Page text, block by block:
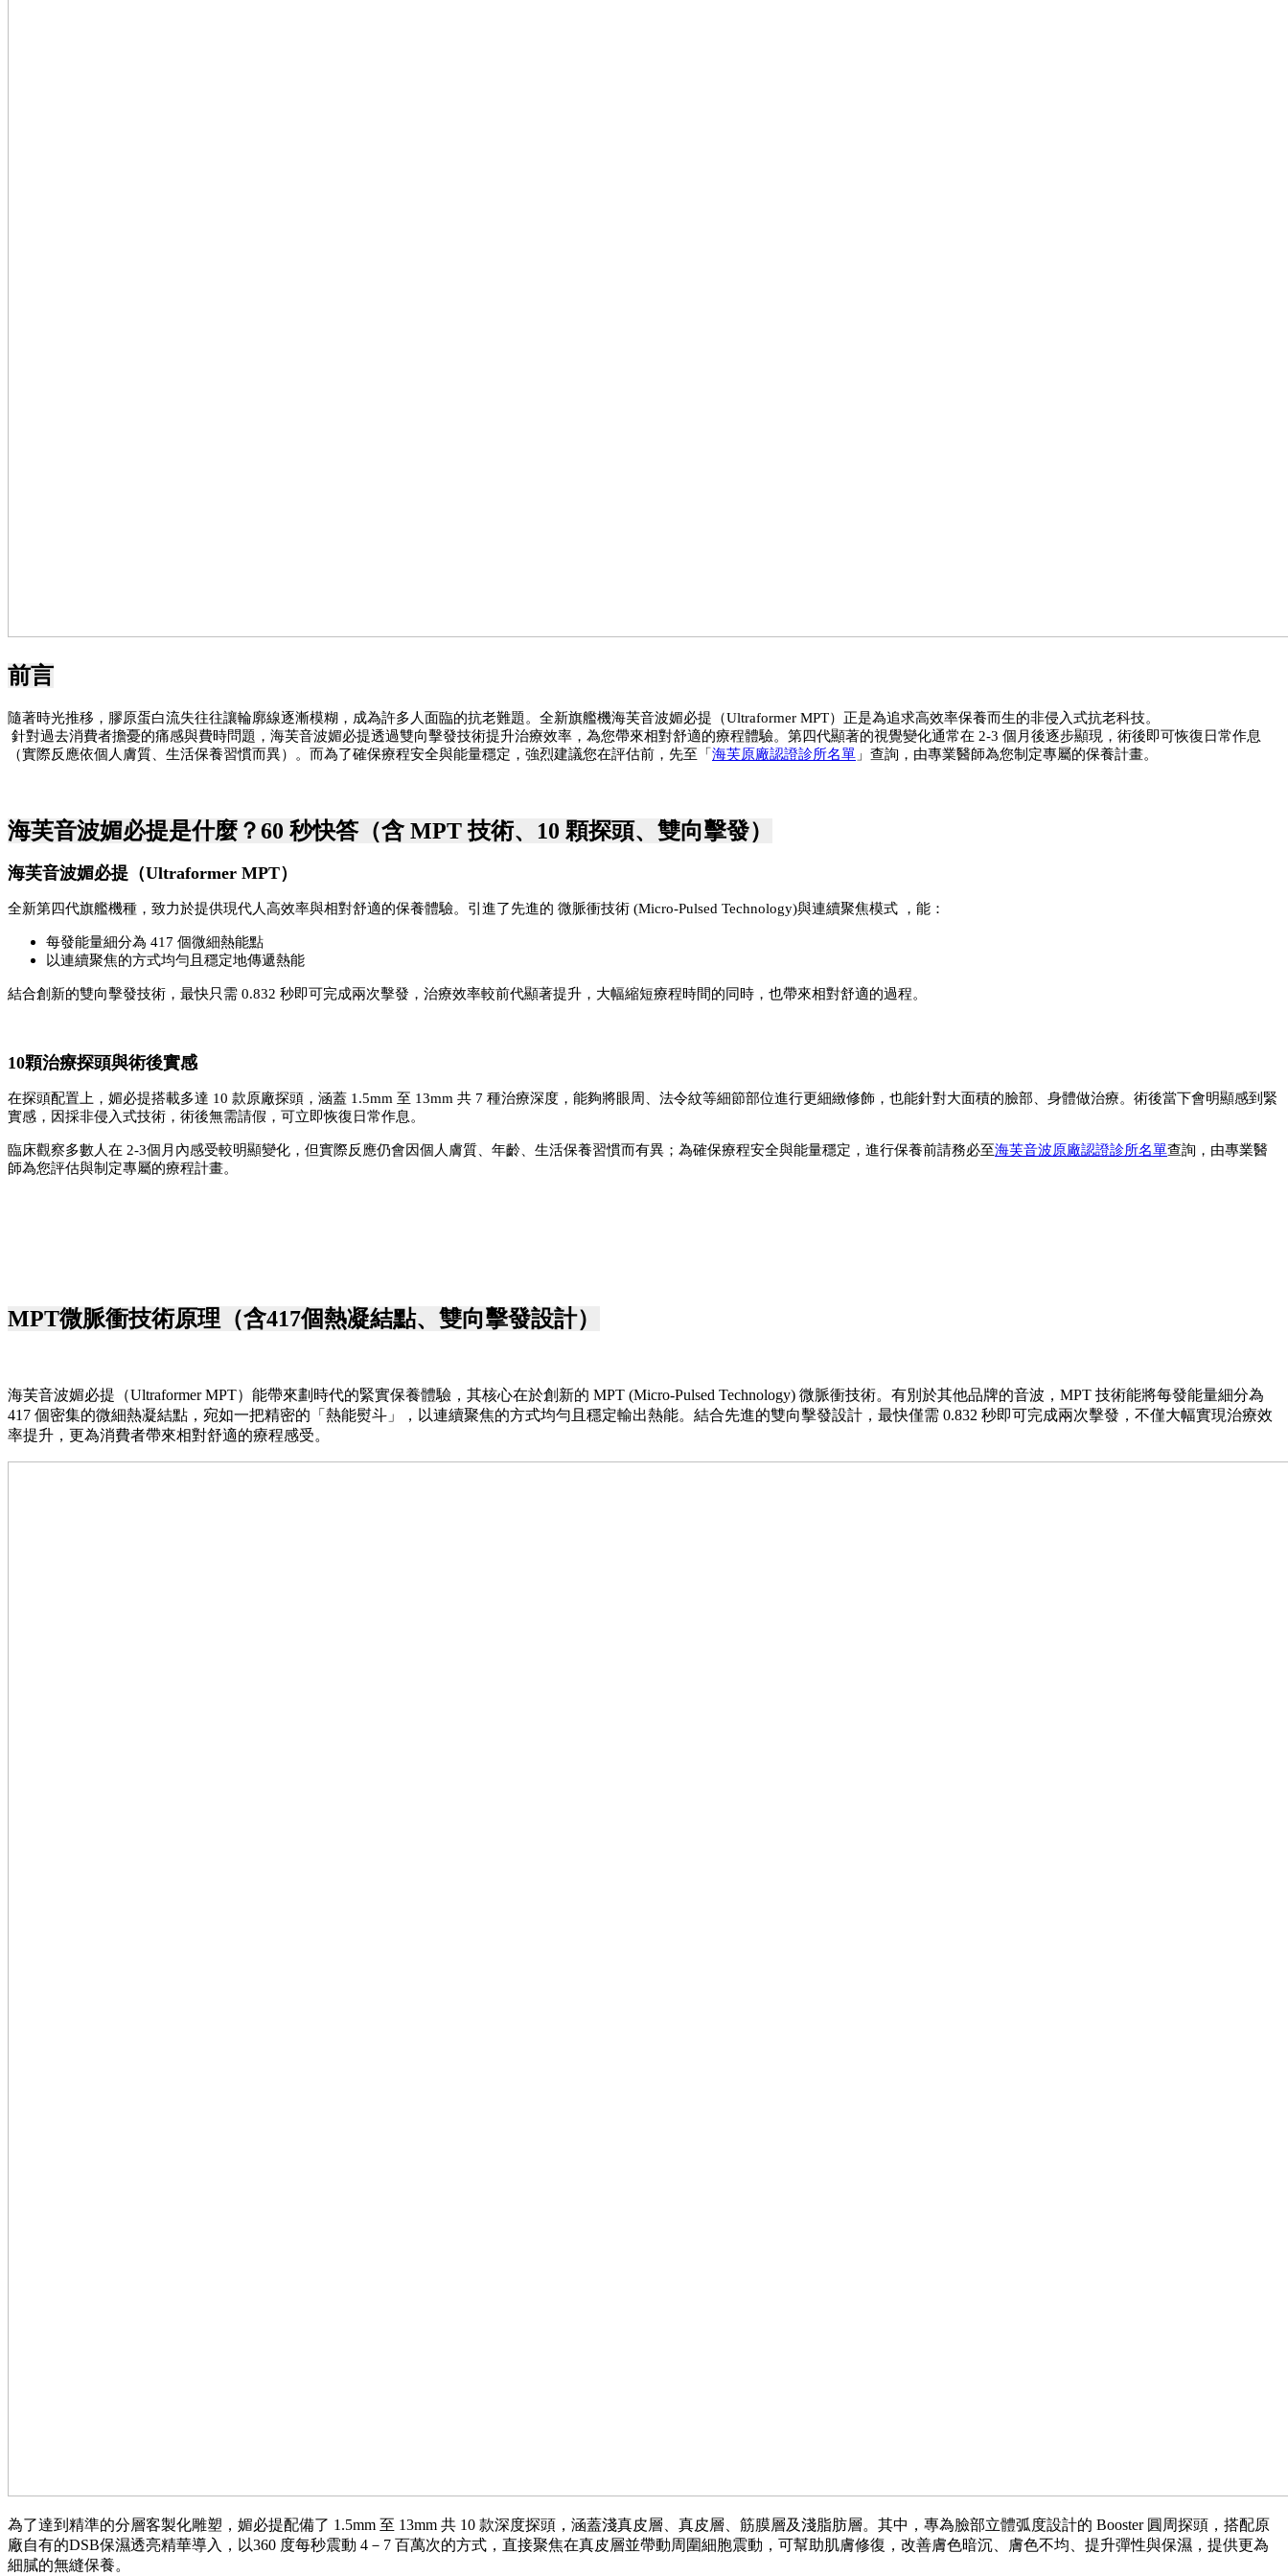
前言
隨著時光推移，膠原蛋白流失往往讓輪廓線逐漸模糊，成為許多人面臨的抗老難題。全新旗艦機海芙音波媚必提（Ultraformer MPT）正是為追求高效率保養而生的非侵入式抗老科技。
（實際反應依個人膚質、生活保養習慣而異）。而為了確保療程安全與能量穩定，強烈建議您在評估前，先至「 海芙原廠認證診所名單 」查詢，由專業醫師為您制定專屬的保養計畫。
海芙音波媚必提是什麼？60 秒快答（含 MPT 技術、10 顆探頭、雙向擊發）
海芙音波媚必提（Ultraformer MPT）
全新第四代旗艦機種，致力於提供現代人高效率與相對舒適的保養體驗。引進了先進的 微脈衝技術 (Micro-Pulsed Technology)與連續聚焦模式 ，能：
每發能量細分為 417 個微細熱能點
以連續聚焦的方式均勻且穩定地傳遞熱能
結合創新的雙向擊發技術，最快只需 0.832 秒即可完成兩次擊發，治療效率較前代顯著提升，大幅縮短療程時間的同時，也帶來相對舒適的過程。
10顆治療探頭與術後實感
在探頭配置上，媚必提搭載多達 10 款原廠探頭，涵蓋 1.5mm 至 13mm 共 7 種治療深度，能夠將眼周、法令紋等細節部位進行更細緻修飾，也能針對大面積的臉部、身體做治療。術後當下會明顯感到緊
實感，因採非侵入式技術，術後無需請假，可立即恢復日常作息。
臨床觀察多數人在 2-3個月內感受較明顯變化，但實際反應仍會因個人膚質、年齡、生活保養習慣而有異；為確保療程安全與能量穩定，進行保養前請務必至海芙音波原廠認證診所名單查詢，由專業醫
師為您評估與制定專屬的療程計畫。
MPT微脈衝技術原理（含417個熱凝結點、雙向擊發設計）
海芙音波媚必提（Ultraformer MPT）能帶來劃時代的緊實保養體驗，其核心在於創新的 MPT (Micro-Pulsed Technology) 微脈衝技術。有別於其他品牌的音波，MPT 技術能將每發能量細分為
417 個密集的微細熱凝結點，宛如一把精密的「熱能熨斗」，以連續聚焦的方式均勻且穩定輸出熱能。結合先進的雙向擊發設計，最快僅需 0.832 秒即可完成兩次擊發，不僅大幅實現治療效
率提升，更為消費者帶來相對舒適的療程感受。
為了達到精準的分層客製化雕塑，媚必提配備了 1.5mm 至 13mm 共 10 款深度探頭，涵蓋淺真皮層、真皮層、筋膜層及淺脂肪層。其中，專為臉部立體弧度設計的 Booster 圓周探頭，搭配原
廠自有的DSB保濕透亮精華導入，以360 度每秒震動 4－7 百萬次的方式，直接聚焦在真皮層並帶動周圍細胞震動，可幫助肌膚修復，改善膚色暗沉、膚色不均、提升彈性與保濕，提供更為
細膩的無縫保養。